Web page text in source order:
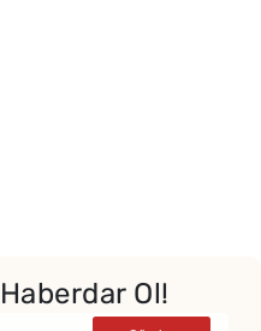
Ol!